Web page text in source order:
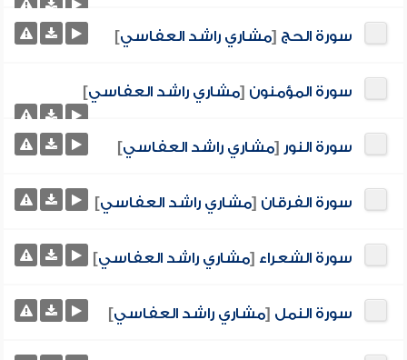
سورة الحج [مشاري راشد العفاسي]
سورة المؤمنون [مشاري راشد العفاسي]
سورة النور [مشاري راشد العفاسي]
سورة الفرقان [مشاري راشد العفاسي]
سورة الشعراء [مشاري راشد العفاسي]
سورة النمل [مشاري راشد العفاسي]